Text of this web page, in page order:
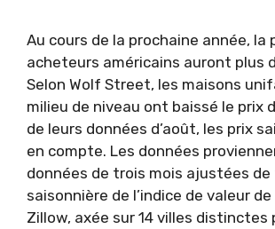
Au cours de la prochaine année, la
acheteurs américains auront plus
Selon Wolf Street, les maisons
milieu de niveau ont baissé le prix
de leurs données d’août, les prix
en compte. Les données
données de trois mois ajustées de
saisonnière de l’indice de valeur
Zillow, axée sur 14 villes